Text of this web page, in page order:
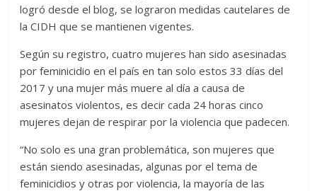
logró desde el blog, se lograron medidas cautelares de
la CIDH que se mantienen vigentes.
Según su registro, cuatro mujeres han sido asesinadas
por feminicidio en el país en tan solo estos 33 días del
2017 y una mujer más muere al día a causa de
asesinatos violentos, es decir cada 24 horas cinco
mujeres dejan de respirar por la violencia que padecen.
“No solo es una gran problemática, son mujeres que
están siendo asesinadas, algunas por el tema de
feminicidios y otras por violencia, la mayoría de las